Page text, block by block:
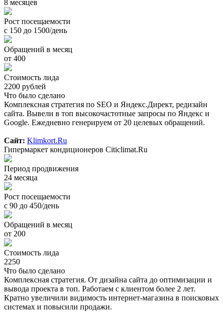
8 месяцев
Рост посещаемости
с 150 до 1500/день
Обращений в месяц
от 400
Стоимость лида
2200 рублей
Что было сделано
Комплексная стратегия по SEO и Яндекс.Директ, редизайн
сайта. Вывели в топ высокочастотные запросы по Яндекс и
Google. Ежедневно генерируем от 20 целевых обращений.
Сайт: Klimkort.Ru
Гипермаркет кондиционеров Citiclimat.Ru
Период продвижения
24 месяца
Рост посещаемости
с 90 до 450/день
Обращений в месяц
от 200
Стоимость лида
2250
Что было сделано
Комплексная стратегия. От дизайна сайта до оптимизации и
вывода проекта в топ. Работаем с клиентом более 2 лет.
Кратно увеличили видимость интернет-магазина в поисковых
системах и повысили продажи.